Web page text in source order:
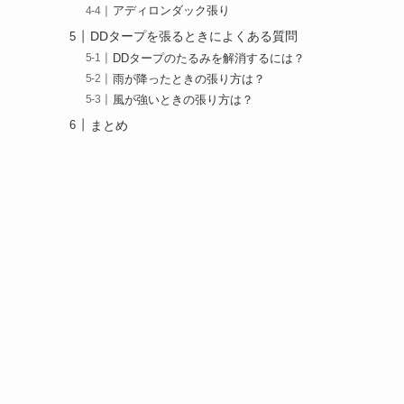
アディロンダック張り
DDタープを張るときによくある質問
DDタープのたるみを解消するには？
雨が降ったときの張り方は？
風が強いときの張り方は？
まとめ